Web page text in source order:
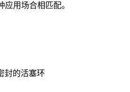
用场合相匹配。
封的活塞环